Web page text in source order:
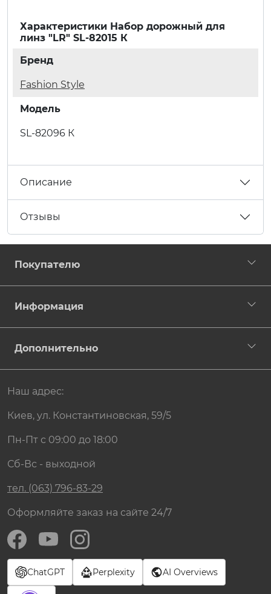
Характеристики Набор дорожный для
линз "LR" SL-82015 К
Бренд
Fashion Style
Модель
SL-82096 К
Описание
Отзывы
Покупателю
Информация
Дополнительно
Наш адрес:
Киев, ул. Константиновская, 59/5
Пн-Пт с 09:00 до 18:00
Сб-Вс - выходной
тел. (063) 796-83-29
Оформляйте заказ на сайте 24/7
ChatGPT Perplexity AI Overviews